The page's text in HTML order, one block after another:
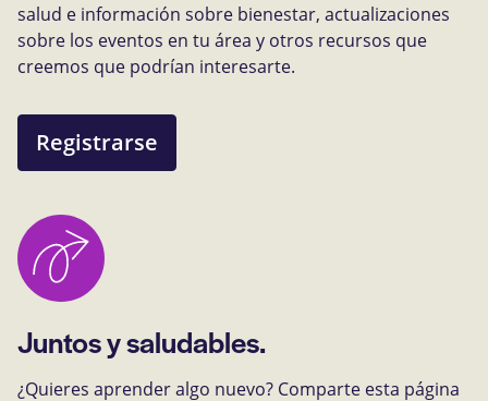
salud e información sobre bienestar, actualizaciones
sobre los eventos en tu área y otros recursos que
creemos que podrían interesarte.
Registrarse
Juntos y saludables.
¿Quieres aprender algo nuevo? Comparte esta página